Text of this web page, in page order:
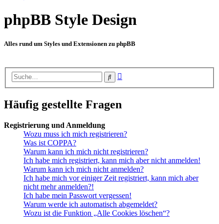
phpBB Style Design
Alles rund um Styles und Extensionen zu phpBB
Suche
Häufig gestellte Fragen
Registrierung und Anmeldung
Wozu muss ich mich registrieren?
Was ist COPPA?
Warum kann ich mich nicht registrieren?
Ich habe mich registriert, kann mich aber nicht anmelden!
Warum kann ich mich nicht anmelden?
Ich habe mich vor einiger Zeit registriert, kann mich aber
nicht mehr anmelden?!
Ich habe mein Passwort vergessen!
Warum werde ich automatisch abgemeldet?
Wozu ist die Funktion „Alle Cookies löschen“?